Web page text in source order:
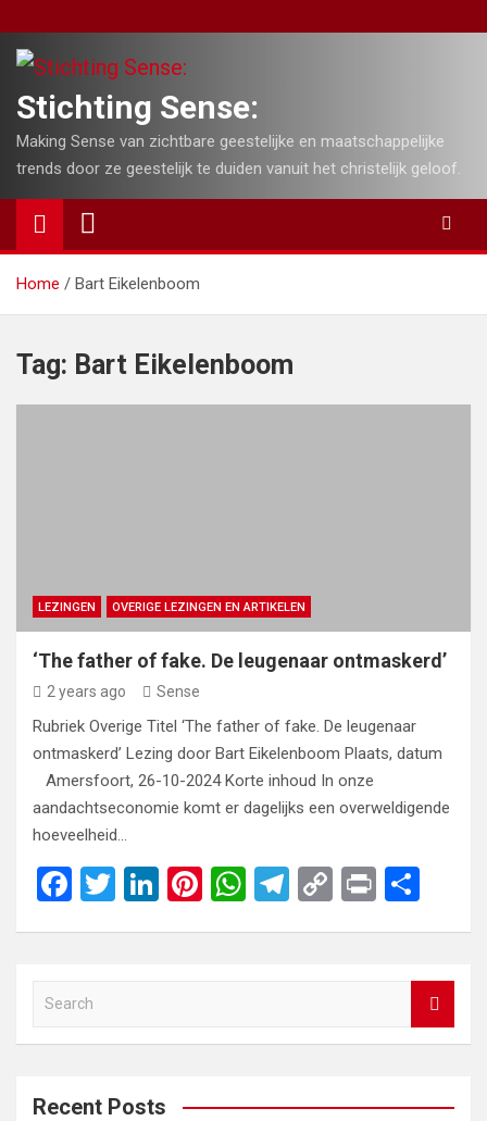
to
content
Stichting Sense:
Making Sense van zichtbare geestelijke en maatschappelijke
trends door ze geestelijk te duiden vanuit het christelijk geloof.
Home Bart Eikelenboom
Tag: Bart Eikelenboom
LEZINGEN OVERIGE LEZINGEN EN ARTIKELEN
‘The father of fake. De leugenaar ontmaskerd’
2 years ago Sense
Rubriek Overige Titel ‘The father of fake. De leugenaar
ontmaskerd’ Lezing door Bart Eikelenboom Plaats, datum
Amersfoort, 26-10-2024 Korte inhoud In onze
aandachtseconomie komt er dagelijks een overweldigende
hoeveelheid…
F
b
o
o
k
T
Li
Pi W
p
T
m
C
k
Pr
e
a
c
Recent Posts